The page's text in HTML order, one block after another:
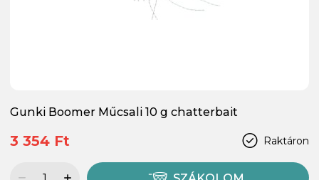
Gunki Boomer Műcsali 10 g chatterbait
Raktáron
3 354 Ft